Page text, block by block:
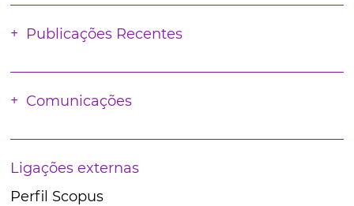
Publicações Recentes
Comunicações
Ligações externas
Perfil Scopus